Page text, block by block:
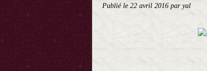
Publié le 22 avril 2016 par yal